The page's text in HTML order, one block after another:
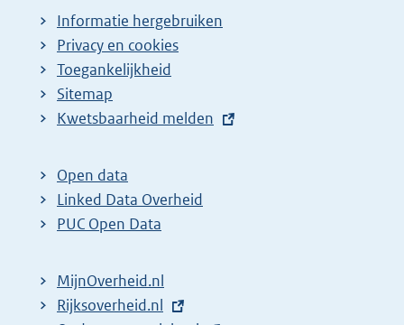
Informatie hergebruiken
Privacy en cookies
Toegankelijkheid
Sitemap
E
t
e
r
l
i
Kwetsbaarheid melden
Open data
Linked Data Overheid
PUC Open Data
MijnOverheid.nl
E
Rijksoverheid.nl